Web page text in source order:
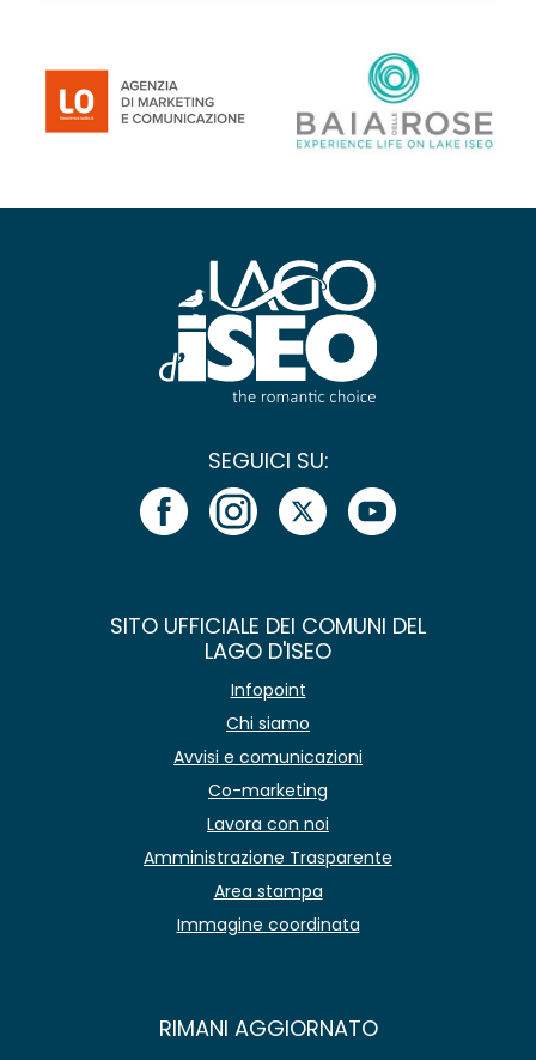
SEGUICI SU:
SITO UFFICIALE DEI COMUNI DEL
LAGO D'ISEO
Infopoint
Chi siamo
Avvisi e comunicazioni
Co-marketing
Lavora con noi
Amministrazione Trasparente
Area stampa
Immagine coordinata
RIMANI AGGIORNATO